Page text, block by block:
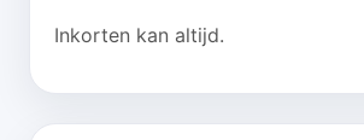
Inkorten kan altijd.